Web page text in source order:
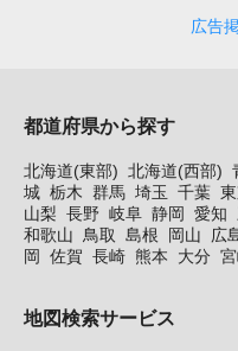
広告
都道府県から探す
北海道(東部) 北海道(西部)
城 栃木 群馬 埼玉 千葉
山梨 長野 岐阜 静岡 愛知
和歌山
鳥取 島根 岡山 広
岡 佐賀 長崎 熊本 大分
地図検索サービス